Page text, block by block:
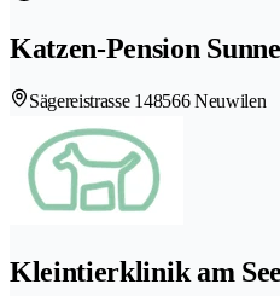
Katzen-Pension
Sägereistrasse 148566 Neuwilen
Kleintierklinik am See